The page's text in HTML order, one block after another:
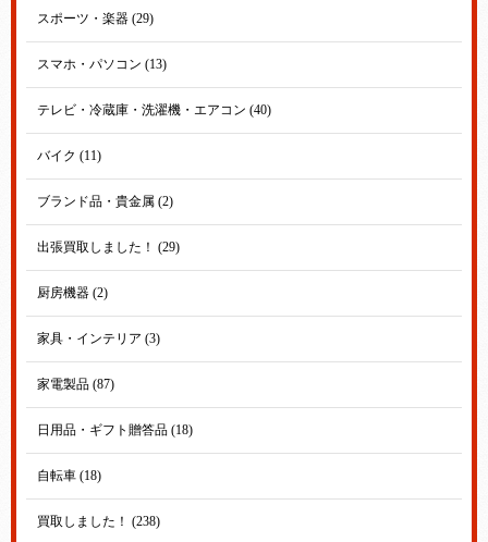
スポーツ・楽器 (29)
スマホ・パソコン (13)
テレビ・冷蔵庫・洗濯機・エアコン (40)
バイク (11)
ブランド品・貴金属 (2)
出張買取しました！ (29)
厨房機器 (2)
家具・インテリア (3)
家電製品 (87)
日用品・ギフト贈答品 (18)
自転車 (18)
買取しました！ (238)